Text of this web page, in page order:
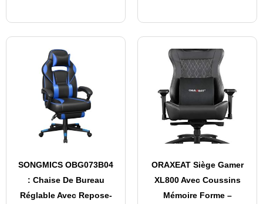
SONGMICS OBG073B04
: Chaise De Bureau
Réglable Avec Repose-
ORAXEAT Siège Gamer
XL800 Avec Coussins
Mémoire Forme –